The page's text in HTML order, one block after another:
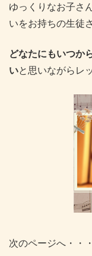
ゆっくりなお子さ
いをお持ちの生徒
どなたにもいつか
いと思いながらレ
次のページへ・・・